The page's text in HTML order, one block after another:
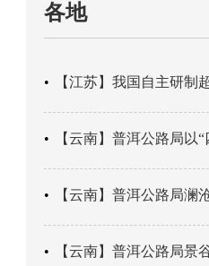
各地
【江苏】我国自主研制超大直径
【云南】普洱公路局以“
【云南】普洱公路局澜沧公路分局主动防
【云南】普洱公路局景谷公路分